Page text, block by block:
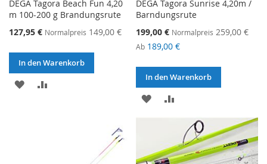
DEGA Tagora Beach Fun 4,20
m 100-200 g Brandungsrute
Sonderangebot
127,95 € Normalpreis 149,00 €
In den Warenkorb
ZUR
DEGA Tagora Sunrise 4,20m /
Barndungsrute
Sonderangebot
199,00 € Normalpreis 259,00 €
Ab 189,00 €
In den Warenkorb
ZUR
WUNSCHLISTE
HINZUFÜGEN
VERGLEICHSLISTE
HINZUFÜGEN